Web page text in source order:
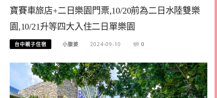
寶賽車旅店+二日樂園門票,10/20前為二日水陸雙樂
園,10/21升等四大入住二日單樂園
台中親子住宿 小腹婆 2024-09-10 0